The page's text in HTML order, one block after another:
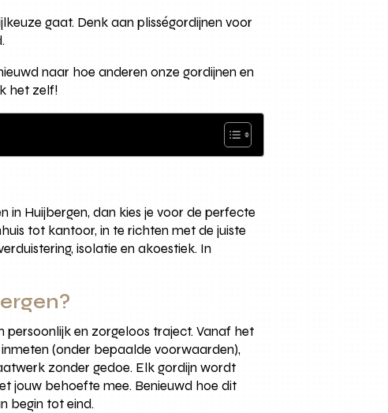
gaat. Denk aan plisségordijnen voor
naar hoe anderen onze gordijnen en
het zelf!
in Huijbergen, dan kies je voor de perfecte
tot kantoor, in te richten met de juiste
isolatie en akoestiek. In
persoonlijk en zorgeloos traject. Vanaf het
(onder bepaalde voorwaarden),
zonder gedoe. Elk gordijn wordt
jouw behoefte mee. Benieuwd hoe dit
begin tot eind.